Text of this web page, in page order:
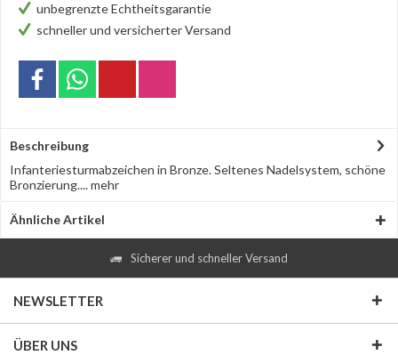
unbegrenzte Echtheitsgarantie
schneller und versicherter Versand
Beschreibung
Infanteriesturmabzeichen in Bronze. Seltenes Nadelsystem, schöne
Bronzierung....mehr
Ähnliche Artikel
Sicherer und schneller Versand
NEWSLETTER
ÜBER UNS